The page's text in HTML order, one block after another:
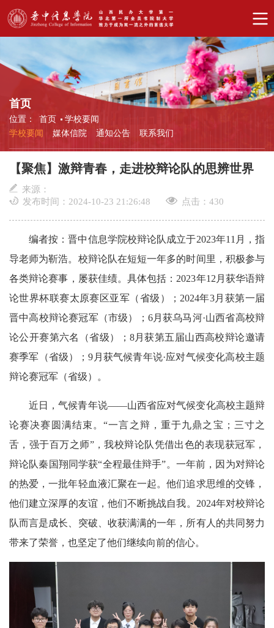
首页
位置： 首页
学校要闻
学校要闻
媒体信院 通知公告 联系我们
【聚焦】激辩青春，走进校辩论队的思辨世界
来源：
发布时间：2024-10-23 21:26:48
点击： 430
编者按：晋中信息学院校辩论队成立于2023年11月，指
导老师为靳浩。校辩论队在短短一年多的时间里，积极参与
各类辩论赛事，屡获佳绩。具体包括：2023年12月获华语辩
论世界杯联赛太原赛区亚军（省级）；2024年3月获第一届
晋中高校辩论赛冠军（市级）；6月获乌马河·山西省高校辩
论公开赛第六名（省级）；8月获第五届山西高校辩论邀请
赛季军（省级）；9月获气候青年说·应对气候变化高校主题
辩论赛冠军（省级）。
近日，气候青年说——山西省应对气候变化高校主题辩
论赛决赛圆满结束。“一言之辩，重于九鼎之宝；三寸之
舌，强于百万之师”，我校辩论队凭借出色的表现获冠军，
辩论队秦国翔同学获“全程最佳辩手”。一年前，因为对辩论
的热爱，一批年轻血液汇聚在一起。他们追求思维的交锋，
他们建立深厚的友谊，他们不断挑战自我。2024年对校辩论
队而言是成长、突破、收获满满的一年，所有人的共同努力
带来了荣誉，也坚定了他们继续向前的信心。